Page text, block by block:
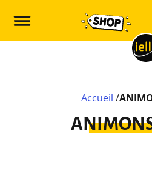
Accueil /